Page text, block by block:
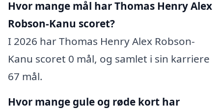
Hvor mange mål har Thomas Henry Alex
Robson-Kanu scoret?
I 2026 har Thomas Henry Alex Robson-
Kanu scoret 0 mål, og samlet i sin karriere
67 mål.
Hvor mange gule og røde kort har